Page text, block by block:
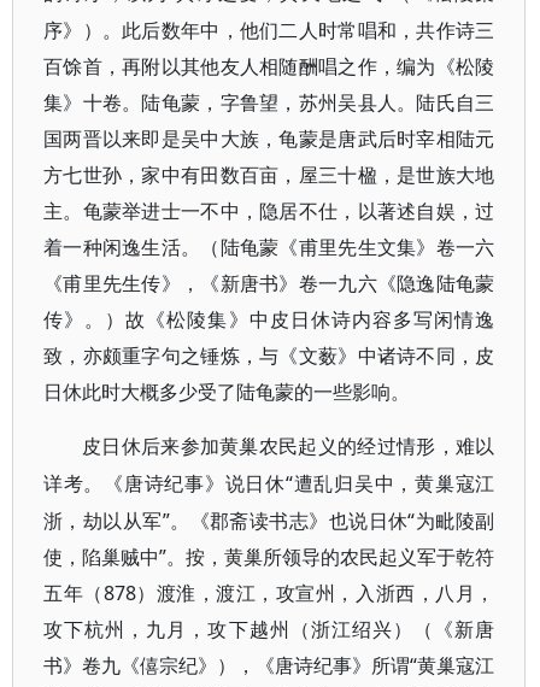
序》）。此后数年中，他们二人时常唱和，共作诗三
百馀首，再附以其他友人相随酬唱之作，编为《松陵
集》十卷。陆龟蒙，字鲁望，苏州吴县人。陆氏自三
国两晋以来即是吴中大族，龟蒙是唐武后时宰相陆元
方七世孙，家中有田数百亩，屋三十楹，是世族大地
主。龟蒙举进士一不中，隐居不仕，以著述自娱，过
着一种闲逸生活。（陆龟蒙《甫里先生文集》卷一六
《甫里先生传》，《新唐书》卷一九六《隐逸陆龟蒙
传》。）故《松陵集》中皮日休诗内容多写闲情逸
致，亦颇重字句之锤炼，与《文薮》中诸诗不同，皮
日休此时大概多少受了陆龟蒙的一些影响。
皮日休后来参加黄巢农民起义的经过情形，难以
详考。《唐诗纪事》说日休“遭乱归吴中，黄巢寇江
浙，劫以从军”。《郡斋读书志》也说日休“为毗陵副
使，陷巢贼中”。按，黄巢所领导的农民起义军于乾符
五年（878）渡淮，渡江，攻宣州，入浙西，八月，
攻下杭州，九月，攻下越州（浙江绍兴）（《新唐
书》卷九《僖宗纪》），《唐诗纪事》所谓“黄巢寇江